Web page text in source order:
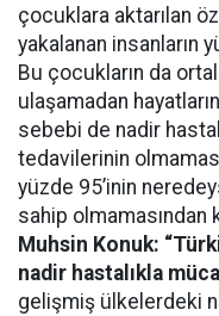
çocuklara aktarılan
yakalanan insanların
Bu çocukların da
ulaşamadan
sebebi de nadir
tedavilerinin
yüzde 95’inin
sahip olmamasından
Muhsin Konuk:
nadir hastalıkla
gelişmiş ülkelerdeki